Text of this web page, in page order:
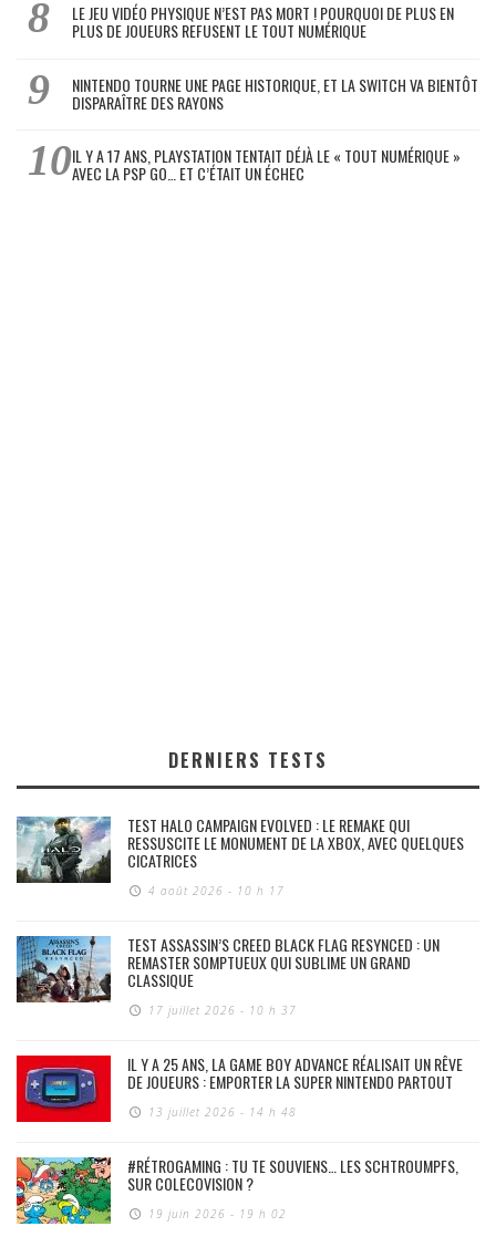
LE JEU VIDÉO PHYSIQUE N’EST PAS MORT ! POURQUOI DE PLUS EN
PLUS DE JOUEURS REFUSENT LE TOUT NUMÉRIQUE
NINTENDO TOURNE UNE PAGE HISTORIQUE, ET LA SWITCH VA BIENTÔT
DISPARAÎTRE DES RAYONS
IL Y A 17 ANS, PLAYSTATION TENTAIT DÉJÀ LE « TOUT NUMÉRIQUE »
AVEC LA PSP GO… ET C’ÉTAIT UN ÉCHEC
DERNIERS TESTS
TEST HALO CAMPAIGN EVOLVED : LE REMAKE QUI
RESSUSCITE LE MONUMENT DE LA XBOX, AVEC QUELQUES
CICATRICES
4 août 2026 - 10 h 17
TEST ASSASSIN’S CREED BLACK FLAG RESYNCED : UN
REMASTER SOMPTUEUX QUI SUBLIME UN GRAND
CLASSIQUE
17 juillet 2026 - 10 h 37
IL Y A 25 ANS, LA GAME BOY ADVANCE RÉALISAIT UN RÊVE
DE JOUEURS : EMPORTER LA SUPER NINTENDO PARTOUT
13 juillet 2026 - 14 h 48
#RÉTROGAMING : TU TE SOUVIENS… LES SCHTROUMPFS,
SUR COLECOVISION ?
19 juin 2026 - 19 h 02